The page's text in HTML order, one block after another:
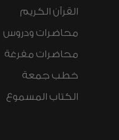
القرآن الكريم
محاضرات ودروس
محاضرات مفرغة
خطب جمعة
الكتاب المسموع